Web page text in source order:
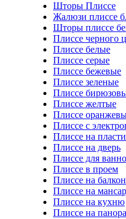
Шторы Плиссе
Жалюзи плиссе
Шторы плиссе
Плиссе черного
Плиссе белые
Плиссе серые
Плиссе бежевые
Плиссе зеленые
Плиссе
Плиссе желтые
Плиссе
Плиссе с
Плиссе на
Плиссе на дверь
Плиссе для
Плиссе в проем
Плиссе на балкон
Плиссе на
Плиссе на кухню
Плиссе на